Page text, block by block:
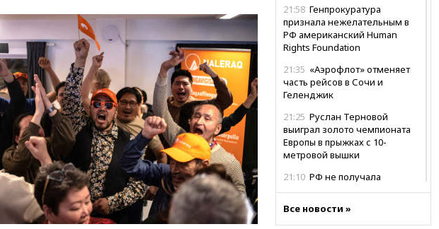
21:58 Генпрокуратура
признала нежелательным в
РФ американский Human
Rights Foundation
21:35 «Аэрофлот» отменяет
часть рейсов в Сочи и
Геленджик
21:25 Руслан Терновой
выиграл золото чемпионата
Европы в прыжках с 10-
метровой вышки
21:10 РФ не получала
в Армении
Все новости »